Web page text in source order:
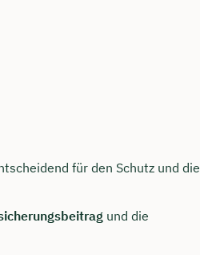
für den Schutz und die
und die